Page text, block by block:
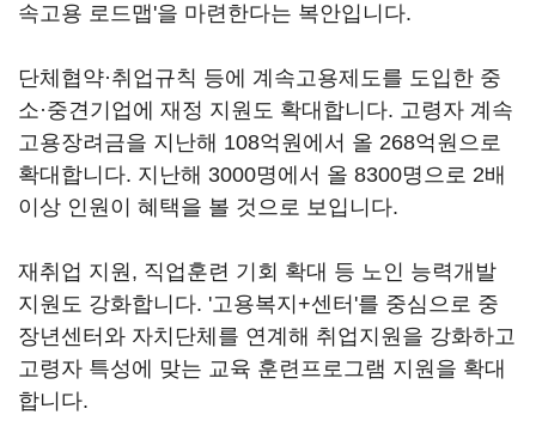
속고용 로드맵'을 마련한다는 복안입니다.
단체협약·취업규칙 등에 계속고용제도를 도입한 중
소·중견기업에 재정 지원도 확대합니다. 고령자 계속
고용장려금을 지난해 108억원에서 올 268억원으로
확대합니다. 지난해 3000명에서 올 8300명으로 2배
이상 인원이 혜택을 볼 것으로 보입니다.
재취업 지원, 직업훈련 기회 확대 등 노인 능력개발
지원도 강화합니다. '고용복지+센터'를 중심으로 중
장년센터와 자치단체를 연계해 취업지원을 강화하고
고령자 특성에 맞는 교육 훈련프로그램 지원을 확대
합니다.